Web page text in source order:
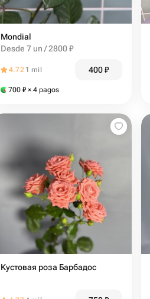
Mondial
Desde 7 un / 2800 ₽
4.72 1 mil 400₽
700 ₽ × 4 pagos
Кустовая роза Барбадос